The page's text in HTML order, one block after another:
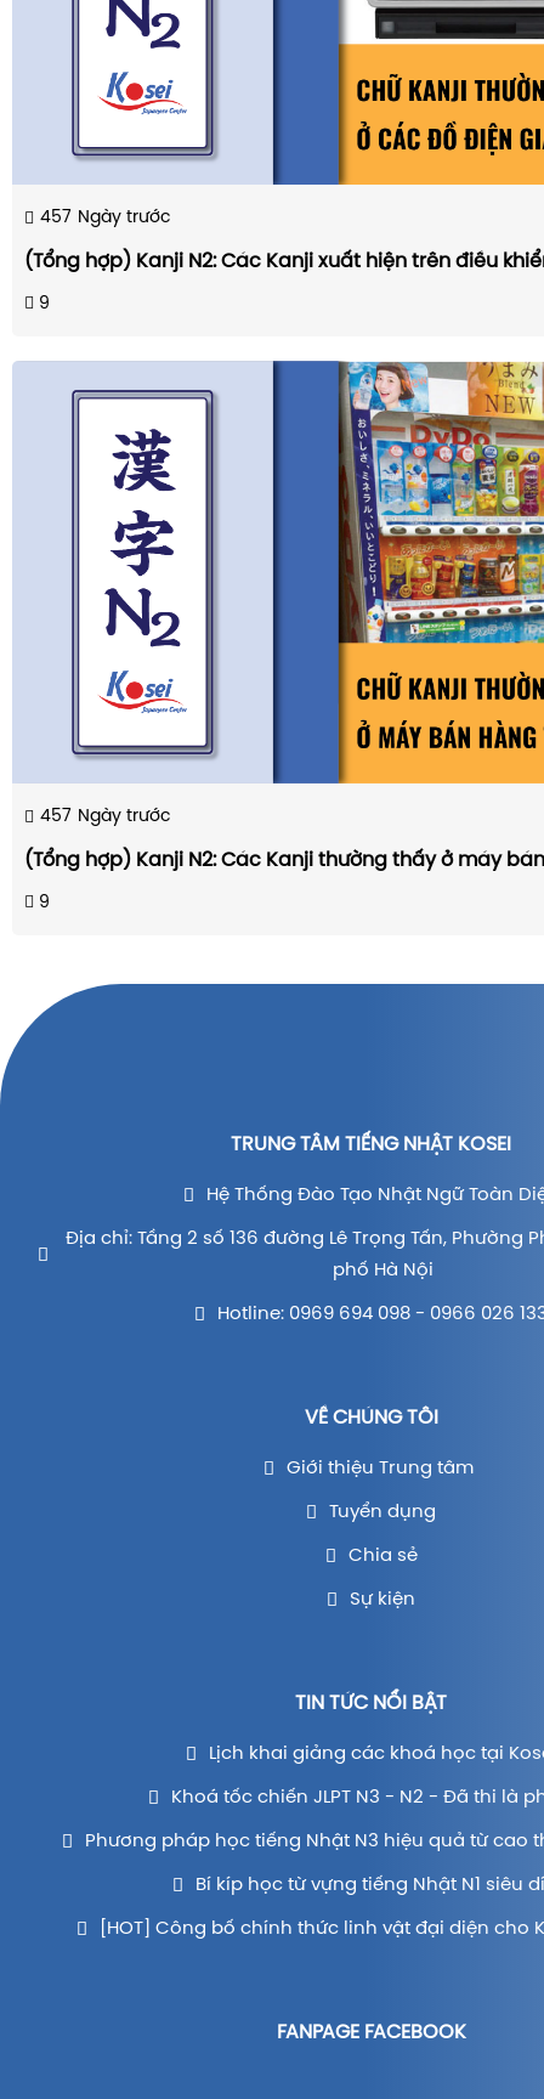
457 Ngày trước
(Tổng hợp) Kanji N2: Các Kanji xuất hiện trên điều
9
457 Ngày trước
(Tổng hợp) Kanji N2: Các Kanji thường thấy ở máy
9
TRUNG TÂM TIẾNG NHẬT KOSEI
Hệ Thống Đào Tạo Nhật Ngữ Toàn
Địa chỉ: Tầng 2 số 136 đường Lê Trọng Tấn, Phường
phố Hà Nội
Hotline: 0969 694 098 - 0966 026
VỀ CHÚNG TÔI
Giới thiệu Trung tâm
Tuyển dụng
Chia sẻ
Sự kiện
TIN TỨC NỔI BẬT
Lịch khai giảng các khoá học tại
Khoá tốc chiến JLPT N3 - N2 - Đã thi là
Phương pháp học tiếng Nhật N3 hiệu quả từ cao
Bí kíp học từ vựng tiếng Nhật N1 siêu
[HOT] Công bố chính thức linh vật đại diện cho
FANPAGE FACEBOOK